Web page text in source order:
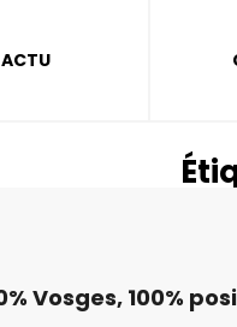
ACTU
Vosges, 100%